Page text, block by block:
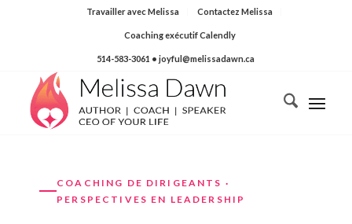
Travailler avec Melissa Contactez Melissa
Coaching exécutif Calendly
514-583-3061 • joyful@melissadawn.ca
COACHING DE DIRIGEANTS ·
PERSPECTIVES EN LEADERSHIP